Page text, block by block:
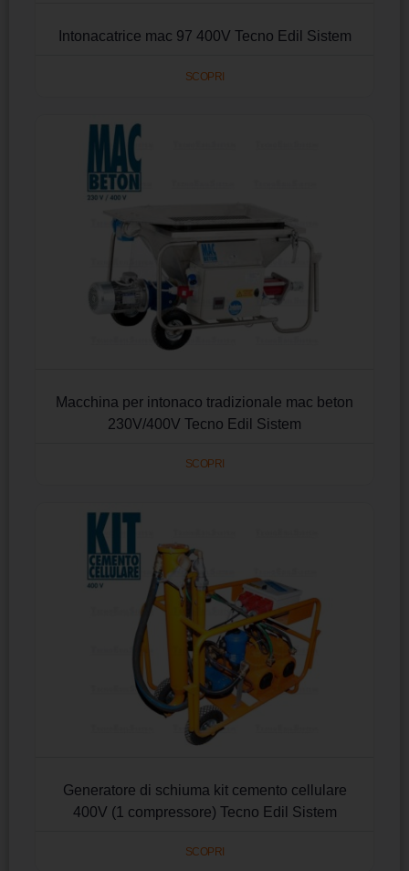
Intonacatrice mac 97 400V Tecno Edil Sistem
SCOPRI
Macchina per intonaco tradizionale mac beton
230V/400V Tecno Edil Sistem
SCOPRI
Generatore di schiuma kit cemento cellulare
400V (1 compressore) Tecno Edil Sistem
SCOPRI